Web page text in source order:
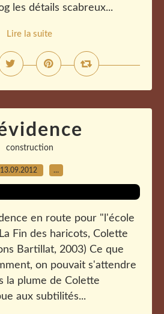
les détails scabreux...
Lire la suite
construction
13.09.2012 …
en route pour "l'école
Fin des haricots, Colette
Bartillat, 2003) Ce que
on pouvait s'attendre
la plume de Colette
aux subtilités...